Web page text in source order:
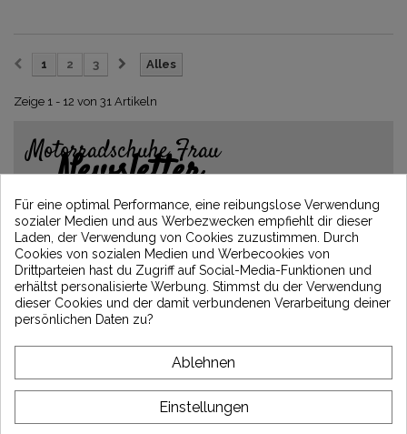
Alles
1 2 3
Zeige 1 - 12 von 31 Artikeln
Motorradschuhe Frau
Newsletter
Erhalten Sie 5€ Rabatt auf Ihre erste
Bestellung, indem Sie sich anmelden und
über die neuesten Vintage Motors-
Nachrichten informiert bleiben
*Dès 99€ d'achat. En vous abonnant à notre newsletter, vous reconnaissez avoir pris
l'acceptez.
ÜBER VINTAGE
Für eine optimal Performance, eine reibungslose Verwendung
sozialer Medien und aus Werbezwecken empfiehlt dir dieser
Laden, der Verwendung von Cookies zuzustimmen. Durch
Cookies von sozialen Medien und Werbecookies von
Drittparteien hast du Zugriff auf Social-Media-Funktionen und
erhältst personalisierte Werbung. Stimmst du der Verwendung
dieser Cookies und der damit verbundenen Verarbeitung deiner
persönlichen Daten zu?
Ablehnen
Einstellungen